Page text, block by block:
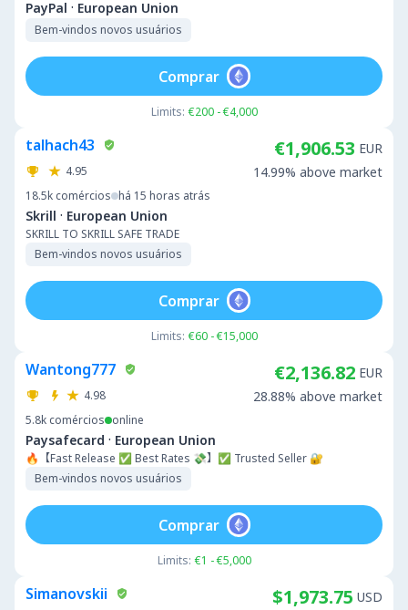
PayPal · European Union
Bem-vindos novos usuários
Limits: €200 - €4,000
Comprar
talhach43
4.95
18.5k comércios há 15 horas atrás
Skrill · European Union
SKRILL TO SKRILL SAFE TRADE
Bem-vindos novos usuários
€1,906.53 EUR
14.99% above market
Limits: €60 - €15,000
Comprar
Wantong777
4.98
5.8k comércios online
Paysafecard · European Union
🔥【Fast Release ✅ Best Rates 💸】✅ Trusted Seller 🔐
Bem-vindos novos usuários
€2,136.82 EUR
28.88% above market
Limits: €1 - €5,000
Comprar
Simanovskii $1,973.75 USD